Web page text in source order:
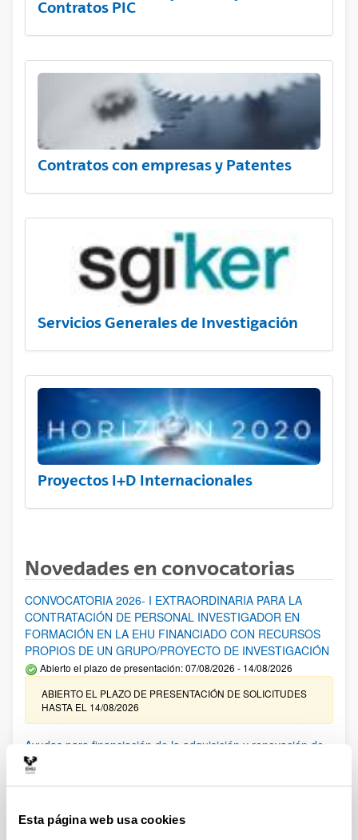
Esta página web usa cookies
Contratos PIC
Contratos con empresas y Patentes
Servicios Generales de Investigación
Proyectos I+D Internacionales
Novedades en convocatorias
CONVOCATORIA 2026- I EXTRAORDINARIA PARA LA
CONTRATACIÓN DE PERSONAL INVESTIGADOR EN
FORMACIÓN EN LA EHU FINANCIADO CON RECURSOS
PROPIOS DE UN GRUPO/PROYECTO DE INVESTIGACIÓN
Abierto el plazo de presentación: 07/08/2026 - 14/08/2026
ABIERTO EL PLAZO DE PRESENTACIÓN DE SOLICITUDES
HASTA EL 14/08/2026
Ayudas para financiación de la adquisición y renovación de
infraestructura científica y fondos bibliográficos en la
UPV/EHU 2026
25/03/2026: Corrección de errores del listado provisional de